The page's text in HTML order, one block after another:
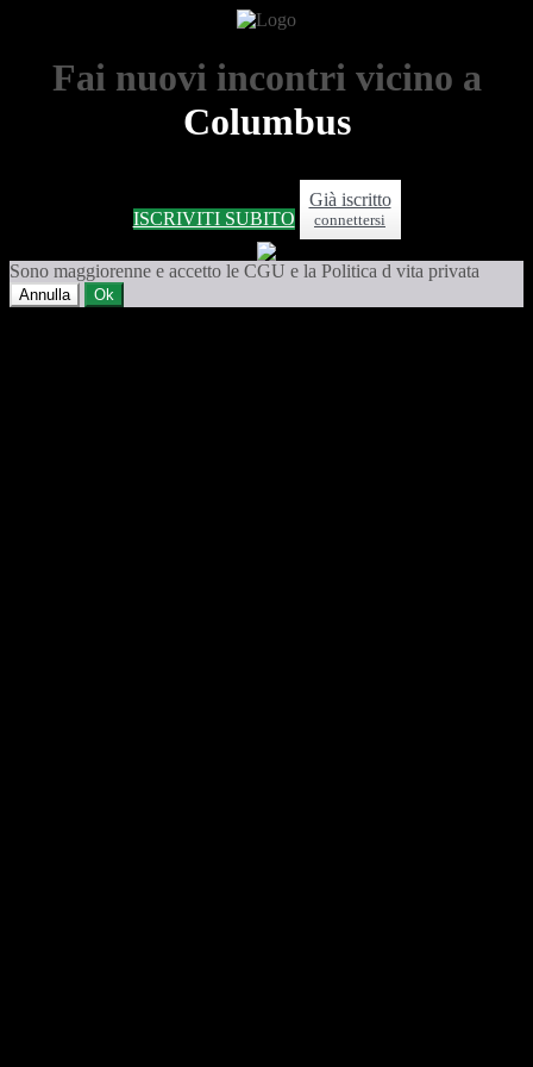
Fai nuovi incontri vicino a
Columbus
ISCRIVITI SUBITO
Già iscritto
connettersi
Sono maggiorenne e accetto le CGU e la Politica d vita privata
Annulla Ok